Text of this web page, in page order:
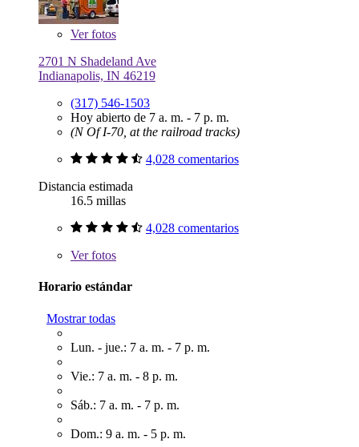
Verfotos
2701 N Shadeland Ave
Indianapolis, IN 46219
(317) 546-1503
Hoy abierto de 7 a. m. - 7 p. m.
(N Of I-70, at the railroad tracks)
4,028 comentarios
Distancia estimada
16.5 millas
4,028 comentarios
Verfotos
Horario estándar
Mostrar todas
Lun. - jue.: 7 a. m. - 7 p. m.
Vie.: 7 a. m. - 8 p. m.
Sáb.: 7 a. m. - 7 p. m.
Dom.: 9 a. m. - 5 p. m.